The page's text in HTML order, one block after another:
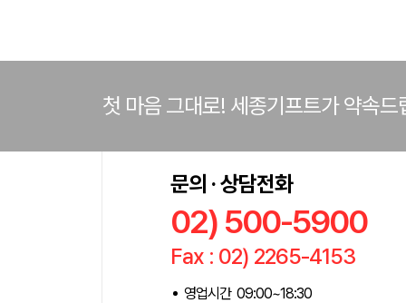
첫 마음 그대로! 세종기프트가 약속드
문의 · 상담전화
02) 500-5900
Fax : 02) 2265-4153
영업시간 09:00~18:30